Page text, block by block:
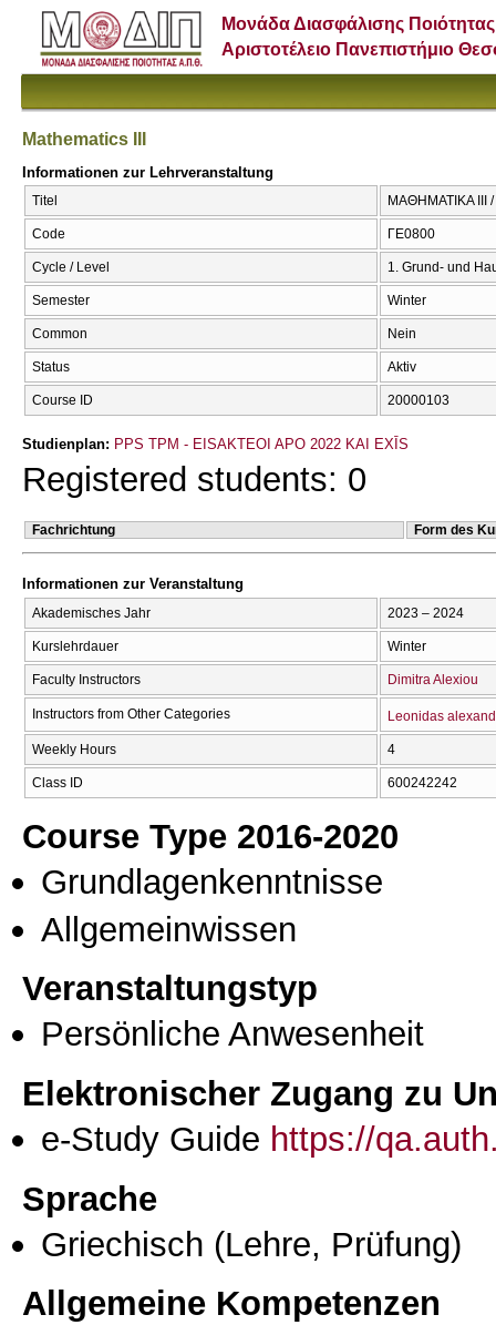
Μονάδα Διασφάλισης Ποιότητας
Αριστοτέλειο Πανεπιστήμιο
Mathematics III
Informationen zur Lehrveranstaltung
Titel ΜΑΘΗΜΑΤΙΚΑ ΙΙΙ
Code ΓΕ0800
Cycle / Level 1. Grund- und
Semester Winter
Common Nein
Status Aktiv
Course ID 20000103
Studienplan: PPS TPM - EISAKTEOI APO 2022 KAI EXĪS
Registered students: 0
Fachrichtung Form des
Informationen zur Veranstaltung
Akademisches Jahr 2023 – 2024
Kurslehrdauer Winter
Faculty Instructors Dimitra Alexiou
Instructors from Other Categories Leonidas
Weekly Hours 4
Class ID 600242242
Course Type 2016-2020
Grundlagenkenntnisse
Allgemeinwissen
Veranstaltungstyp
Persönliche Anwesenheit
Elektronischer Zugang zu
e-Study Guide https://
Sprache
Griechisch (Lehre, Prüfung)
Allgemeine Kompetenzen